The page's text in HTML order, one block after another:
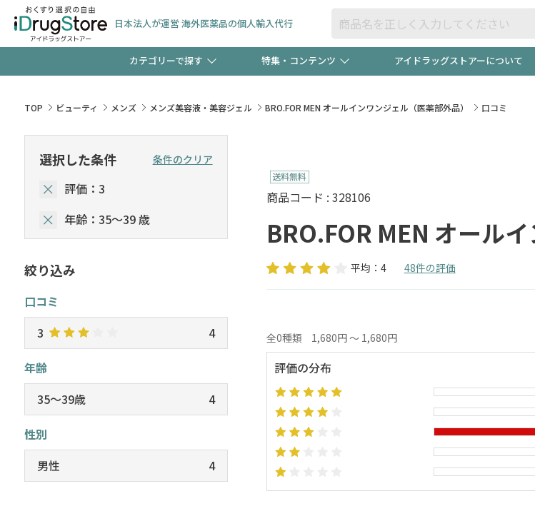
日本法人が運営 海外医薬品の個人輸入代行
カテゴリーで探す
ペット用品
特集・コンテンツ
【早割】お得なクーポン"3種類"出現中！今月のスト
新規登録で！今すぐ使えるクーポンプレゼント中！！
友だち大募集！限定クーポンも不定期配信
アイドラッグストアーについて
TOP ビューティ メンズ メンズ美容液・美容ジェル BRO.FOR MEN オールインワンジェル（医薬部外品） 口コミ
商品コード : 328106
BRO.FOR MEN オール
平均：4 48件の評価
全0種類 1,680円 ～ 1,680円
評価の分布
選択した条件 条件のクリア
評価：3
年齢：35～39 歳
絞り込み
口コミ
3
4
年齢
35～39歳
4
性別
男性
4